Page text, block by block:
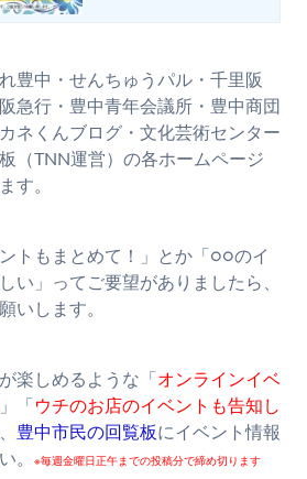
豊中・せんちゅうパル・千里阪
急行・豊中青年会議所・豊中商団
ネくんブログ・文化芸術センター
（TNN運営）の各ホームページ
す。
トもまとめて！」とか「○○のイ
い」ってご要望がありましたら、
いします。
楽しめるような「 オンラインイベ
」「 ウチのお店のイベントも告知し
豊中市民の回覧板にイベント情報
。
※毎週金曜日正午までの投稿分で締め切ります